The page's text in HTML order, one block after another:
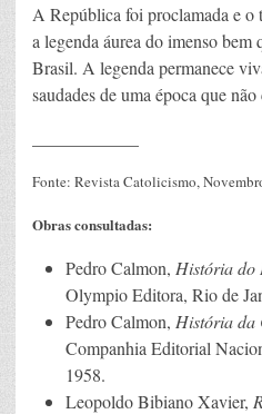
A República foi proclamada e o
a legenda áurea do imenso bem
Brasil. A legenda permanece
saudades de uma época que
Fonte: Revista Catolicismo,
Obras consultadas:
Pedro Calmon, História do
Olympio Editora, Rio de
Pedro Calmon, História da
Companhia Editorial
1958.
Leopoldo Bibiano Xavier,